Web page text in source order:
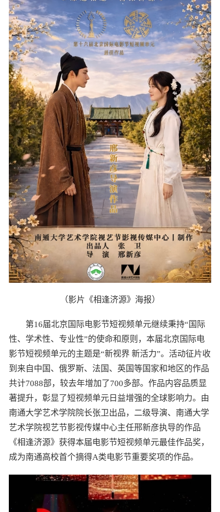
（影片《相逢济源》海报）
第16届北京国际电影节短视频单元继续秉持“国际
性、学术性、专业性”的使命和原则，本届北京国际电
影节短视频单元的主题是“新视界 新活力”。活动征片收
到来自中国、俄罗斯、法国、英国等国家和地区的作品
共计7088部，较去年增加了700多部。作品内容品质显
著提升，彰显了短视频单元日益增强的全球影响力。由
南通大学艺术学院院长张卫出品，二级导演、南通大学
艺术学院视艺节影视传媒中心主任邢新彦执导的作品
《相逢济源》获得本届电影节短视频单元最佳作品奖，
成为南通高校首个摘得A类电影节重要奖项的作品。